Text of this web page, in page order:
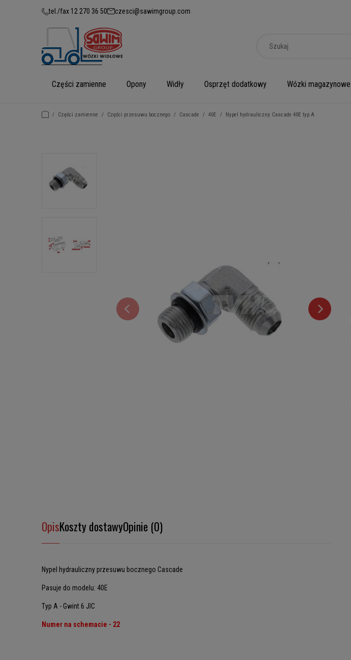
tel./fax 12 270 36 50 czesci@sawimgroup.com
Części zamienne Opony Widły Osprzęt dodatkowy Wózki magazynowe
/ Części zamienne / Części przesuwu bocznego / Cascade / 40E / Nypel hydrauliczny Cascade 40E typ A
OpisKoszty dostawyOpinie (0)
Nypel hydrauliczny przesuwu bocznego Cascade
Pasuje do modelu: 40E
Typ A - Gwint 6 JIC
Numer na schemacie - 22